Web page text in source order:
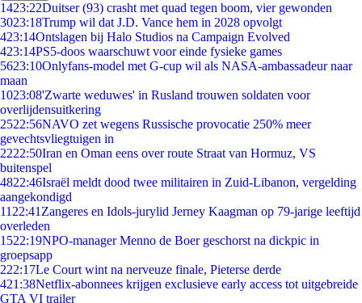
1423:22Duitser (93) crasht met quad tegen boom, vier gewonden
3023:18Trump wil dat J.D. Vance hem in 2028 opvolgt
423:14Ontslagen bij Halo Studios na Campaign Evolved
423:14PS5-doos waarschuwt voor einde fysieke games
5623:10Onlyfans-model met G-cup wil als NASA-ambassadeur naar
maan
1023:08'Zwarte weduwes' in Rusland trouwen soldaten voor
overlijdensuitkering
2522:56NAVO zet wegens Russische provocatie 250% meer
gevechtsvliegtuigen in
2222:50Iran en Oman eens over route Straat van Hormuz, VS
buitenspel
4822:46Israël meldt dood twee militairen in Zuid-Libanon, vergelding
aangekondigd
11 22:41 Zangeres en Idols-jurylid Jerney Kaagman op 79-jarige leeftijd
overleden
1522:19NPO-manager Menno de Boer geschorst na dickpic in
groepsapp
222:17Le Court wint na nerveuze finale, Pieterse derde
421:38Netflix-abonnees krijgen exclusieve early access tot uitgebreide
GTA VI trailer